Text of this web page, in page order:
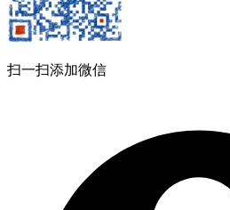
扫一扫添加微信